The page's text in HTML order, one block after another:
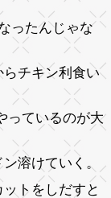
ったんじゃな
チキン利食い
っているのが大
溶けていく。
トをしだすと